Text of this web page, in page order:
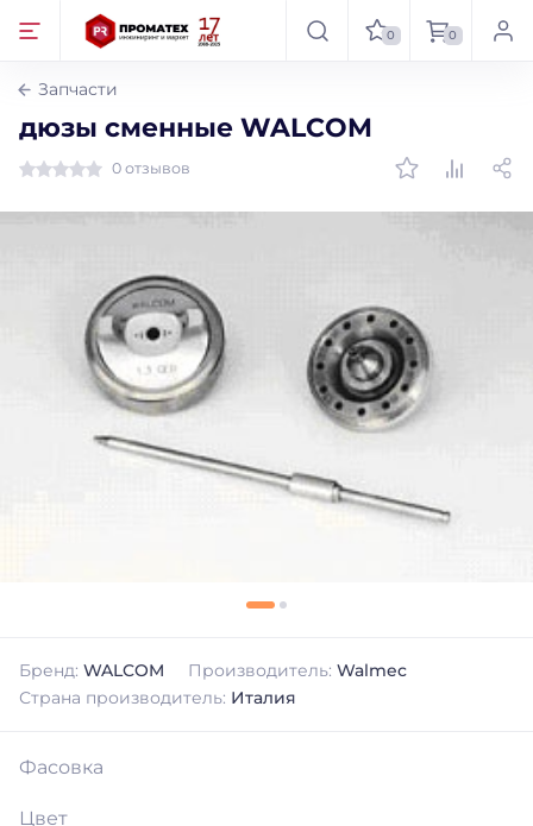
0 0
Запчасти
дюзы сменные WALCOM
0 отзывов
Бренд: WALCOM Производитель: Walmec
Страна производитель: Италия
Фасовка
Цвет